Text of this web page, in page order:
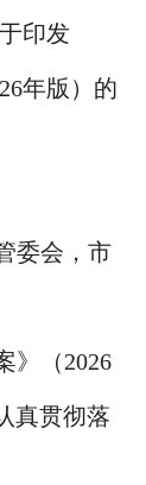
印发
年版）的
委会，市
》（2026
真贯彻落